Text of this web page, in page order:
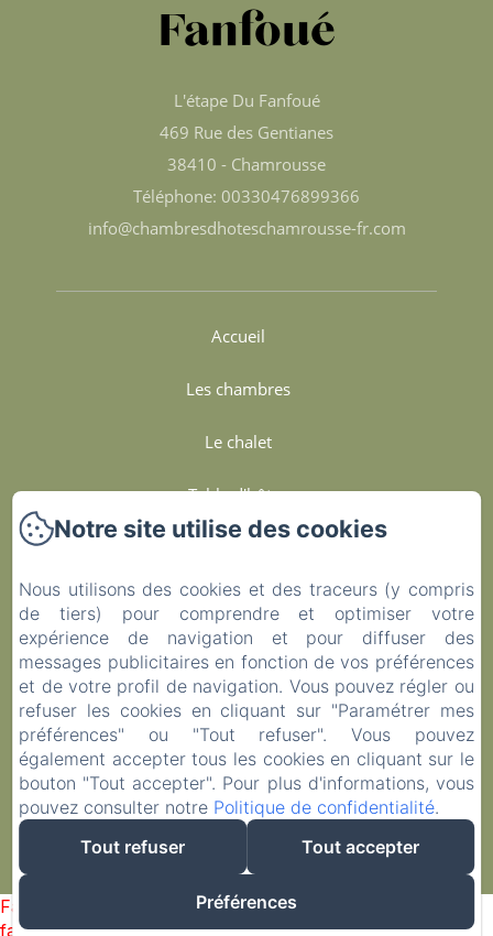
Fanfoué
L'étape Du Fanfoué
469 Rue des Gentianes
38410 - Chamrousse
Téléphone: 00330476899366
info@chambresdhoteschamrousse-fr.com
Accueil
Les chambres
Le chalet
Table d'hôtes
Contact
Politique de confidentialité
Informations légales
Informations sur les cookies
EN FR ES
Créé par Amenitiz
Failed to load BookingEngine/index: Loading chunk 8127
failed. (missing:
Notre site utilise des cookies
Nous utilisons des cookies et des traceurs (y compris
de tiers) pour comprendre et optimiser votre
expérience de navigation et pour diffuser des
messages publicitaires en fonction de vos préférences
et de votre profil de navigation. Vous pouvez régler ou
refuser les cookies en cliquant sur "Paramétrer mes
préférences" ou "Tout refuser". Vous pouvez
également accepter tous les cookies en cliquant sur le
bouton "Tout accepter". Pour plus d'informations, vous
pouvez consulter notre Politique de confidentialité.
Tout refuser
Tout accepter
Préférences